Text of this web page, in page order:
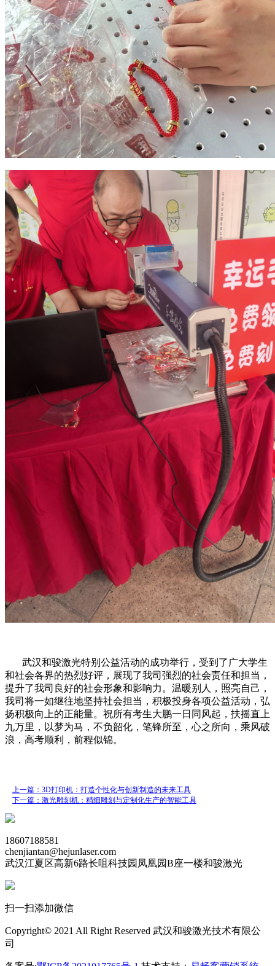
武汉和骏激光特别公益活动的成功举行，受到了广大学生
和社会各界的热烈好评，展现了我司强烈的社会责任和担当，
提升了我司良好的社会形象和影响力。温暖别人，照亮自己，
我司将一如继往地坚持社会担当，积极投身各项公益活动，弘
扬积极向上的正能量。祝所有考生大鹏一日同风起，扶摇直上
九万里，以梦为马，不负韶化，笔锋所至，心之所向，乘风破
浪，高考顺利，前程似锦。
上一篇：3D打印机：打造个性化与创新制造的未来工具
下一篇：激光雕刻机：精细雕刻与定制化生产的智能工具
18607188581
chenjiantan@hejunlaser.com
武汉江夏区高新6路长咀科技园凤凰园B座一楼和骏激光
扫一扫添加微信
Copyright© 2021 All Right Reserved 武汉和骏激光技术有限公
司